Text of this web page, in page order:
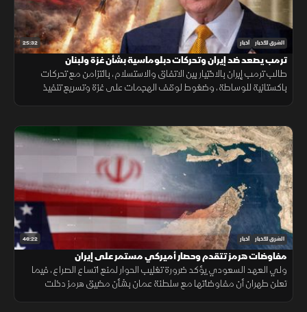
25:32 الشرق للأخبار أخبار
ترمب يصعد ضد إيران وتحركات دبلوماسية بشأن غزة ولبنان
طالب ترمب إيران بالاختيار بين الاتفاق والاستسلام، بالتزامن مع تحركات
باكستانية للوساطة، وضغوط لوقف الهجمات على غزة وتسريع تنفيذ
46:22 الشرق للأخبار أخبار
مفاوضات هرمز تتقدم وحصار أميركي مستمر على إيران
ولي العهد السعودي يؤكد ضرورة تغليب الحوار لمنع اتساع الصراع، فيما
تعلن طهران أن مفاوضاتها مع سلطنة عمان بشأن مضيق هرمز دخلت